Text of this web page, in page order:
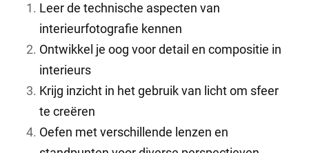
Leer de technische aspecten van
interieurfotografie kennen
Ontwikkel je oog voor detail en compositie in
interieurs
Krijg inzicht in het gebruik van licht om sfeer
te creëren
Oefen met verschillende lenzen en